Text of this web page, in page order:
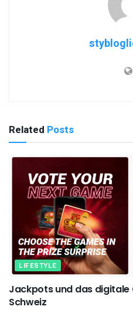
Related Posts
LIFESTYLE
Jackpots und das digitale
Schweiz